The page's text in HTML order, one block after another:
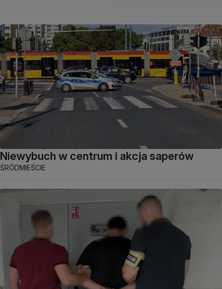
Niewybuch w centrum i akcja saperów
ŚRÓDMIEŚCIE